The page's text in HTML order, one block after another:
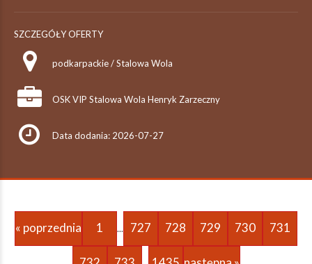
SZCZEGÓŁY OFERTY
podkarpackie / Stalowa Wola
OSK VIP Stalowa Wola Henryk Zarzeczny
Data dodania: 2026-07-27
« poprzednia 1 ... 727 728 729 730 731